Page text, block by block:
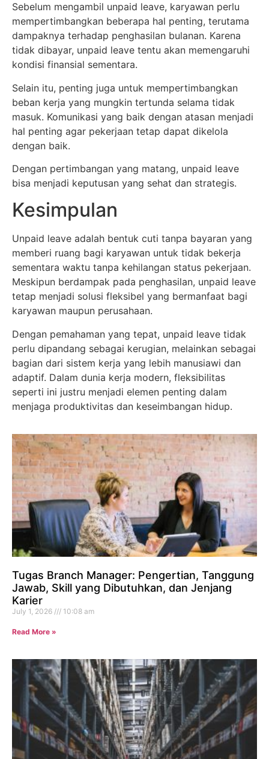
Sebelum mengambil unpaid leave, karyawan perlu
mempertimbangkan beberapa hal penting, terutama
dampaknya terhadap penghasilan bulanan. Karena
tidak dibayar, unpaid leave tentu akan memengaruhi
kondisi finansial sementara.
Selain itu, penting juga untuk mempertimbangkan
beban kerja yang mungkin tertunda selama tidak
masuk. Komunikasi yang baik dengan atasan menjadi
hal penting agar pekerjaan tetap dapat dikelola
dengan baik.
Dengan pertimbangan yang matang, unpaid leave
bisa menjadi keputusan yang sehat dan strategis.
Kesimpulan
Unpaid leave adalah bentuk cuti tanpa bayaran yang
memberi ruang bagi karyawan untuk tidak bekerja
sementara waktu tanpa kehilangan status pekerjaan.
Meskipun berdampak pada penghasilan, unpaid leave
tetap menjadi solusi fleksibel yang bermanfaat bagi
karyawan maupun perusahaan.
Dengan pemahaman yang tepat, unpaid leave tidak
perlu dipandang sebagai kerugian, melainkan sebagai
bagian dari sistem kerja yang lebih manusiawi dan
adaptif. Dalam dunia kerja modern, fleksibilitas
seperti ini justru menjadi elemen penting dalam
menjaga produktivitas dan keseimbangan hidup.
Tugas Branch Manager: Pengertian, Tanggung
Jawab, Skill yang Dibutuhkan, dan Jenjang
Karier
July 1, 2026 10:08 am
Read More »